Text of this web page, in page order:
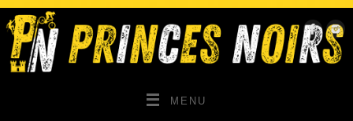
MENU